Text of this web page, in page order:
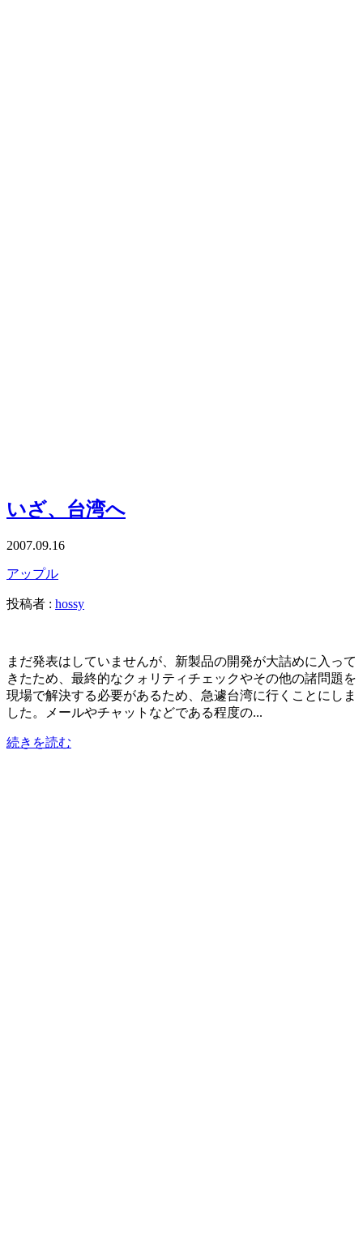
いざ、台湾へ
2007.09.16
アップル
投稿者 : hossy
まだ発表はしていませんが、新製品の開発が大詰めに入って
きたため、最終的なクォリティチェックやその他の諸問題を
現場で解決する必要があるため、急遽台湾に行くことにしま
した。メールやチャットなどである程度の...
続きを読む